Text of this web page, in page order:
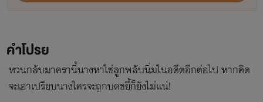
คำโปรย
หวนกลับมาครานี้นางหาใช่ลูกพลับนิ่มในอดีตอีกต่อไป หากคิด
จะเอาเปรียบนางใครจะถูกบดขยี้ก็ยังไม่แน่!